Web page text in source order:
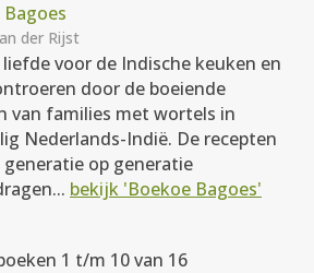
der Rijst
liefde voor de Indische keuken en
door de boeiende
van families met wortels in
Nederlands-Indië. De recepten
generatie op generatie
bekijk 'Boekoe Bagoes'
1 t/m 10 van 16